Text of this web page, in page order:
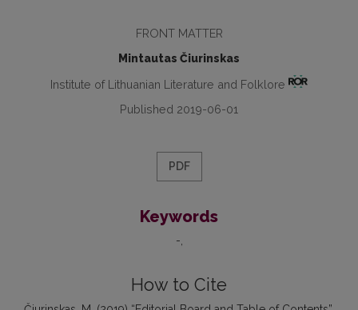
FRONT MATTER
Mintautas Čiurinskas
Institute of Lithuanian Literature and Folklore
Published 2019-06-01
PDF
Keywords
-
How to Cite